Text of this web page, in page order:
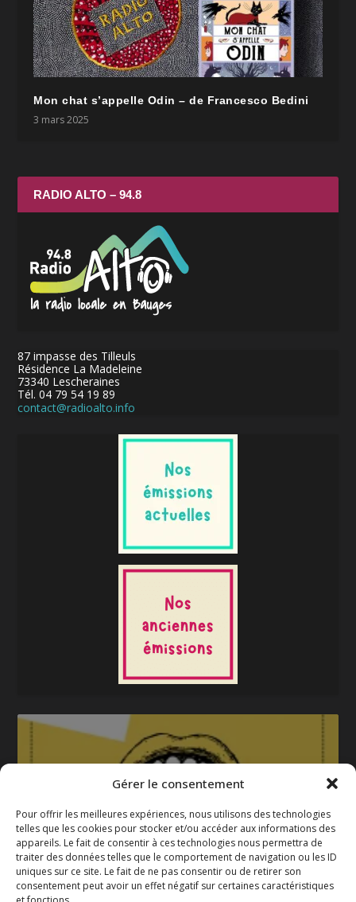
Gérer le consentement
Pour offrir les meilleures expériences, nous utilisons des technologies
telles que les cookies pour stocker et/ou accéder aux informations des
appareils. Le fait de consentir à ces technologies nous permettra de
traiter des données telles que le comportement de navigation ou les ID
uniques sur ce site. Le fait de ne pas consentir ou de retirer son
consentement peut avoir un effet négatif sur certaines caractéristiques
Mon chat s’appelle Odin – de Francesco Bedini
3 mars 2025
RADIO ALTO – 94.8
87 impasse des Tilleuls
Résidence La Madeleine
73340 Lescheraines
Tél. 04 79 54 19 89
contact@radioalto.info
La gazette 2025-2026